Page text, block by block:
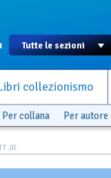
collezionismo
Per collana Per autore
JR.